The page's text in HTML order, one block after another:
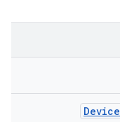
Device